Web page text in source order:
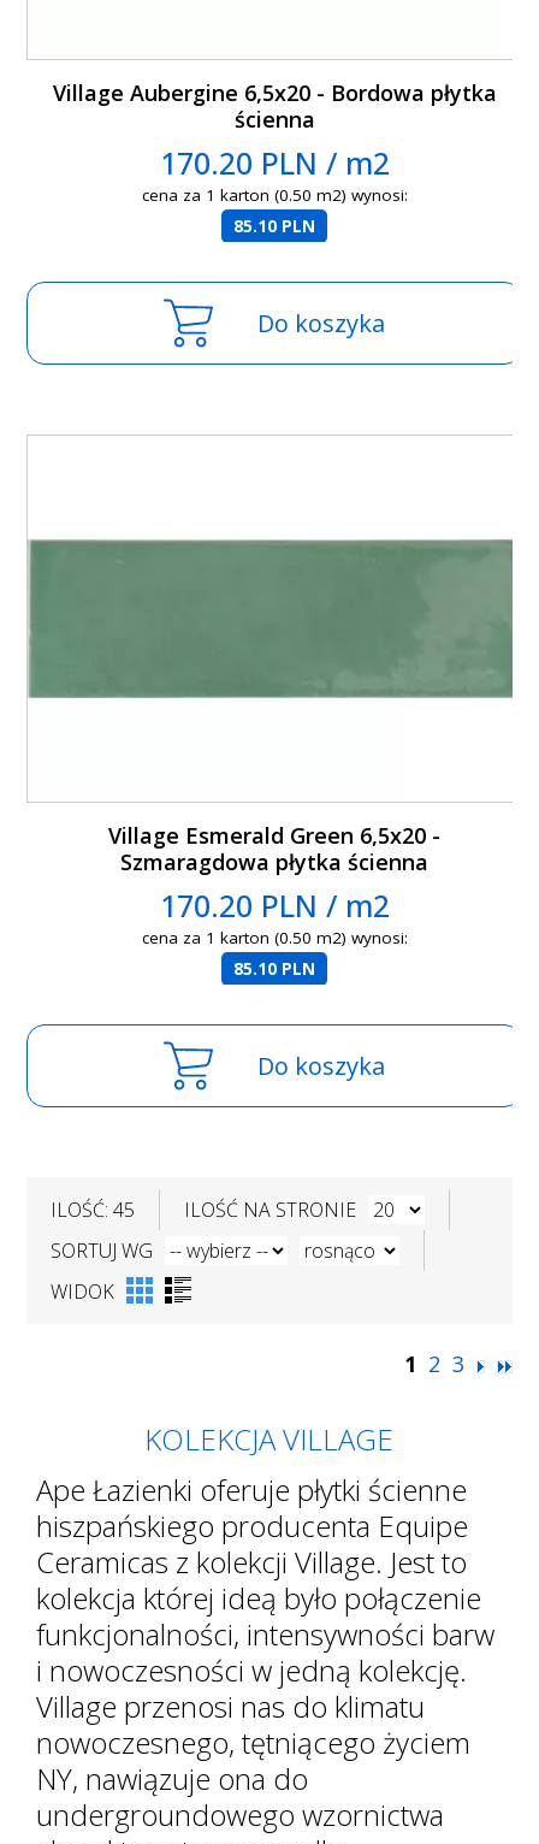
Village Aubergine 6,5x20 - Bordowa płytka
ścienna
170.20 PLN / m2
cena za 1 karton (0.50 m2) wynosi:
85.10 PLN
Do koszyka
Village Esmerald Green 6,5x20 -
Szmaragdowa płytka ścienna
170.20 PLN / m2
cena za 1 karton (0.50 m2) wynosi:
85.10 PLN
Do koszyka
ILOŚĆ: 45
ILOŚĆ NA STRONIE
SORTUJ WG
WIDOK
1 2 3
KOLEKCJA VILLAGE
Ape Łazienki oferuje płytki ścienne
hiszpańskiego producenta Equipe
Ceramicas z kolekcji Village. Jest to
kolekcja której ideą było połączenie
funkcjonalności, intensywności barw
i nowoczesności w jedną kolekcję.
Village przenosi nas do klimatu
nowoczesnego, tętniącego życiem
NY, nawiązuje ona do
undergroundowego wzornictwa